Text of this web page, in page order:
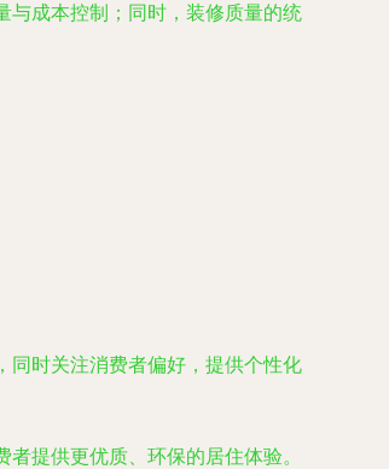
与成本控制；同时，装修质量的统
同时关注消费者偏好，提供个性化
提供更优质、环保的居住体验。